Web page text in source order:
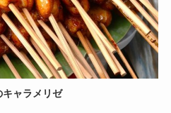
キャラメリゼ